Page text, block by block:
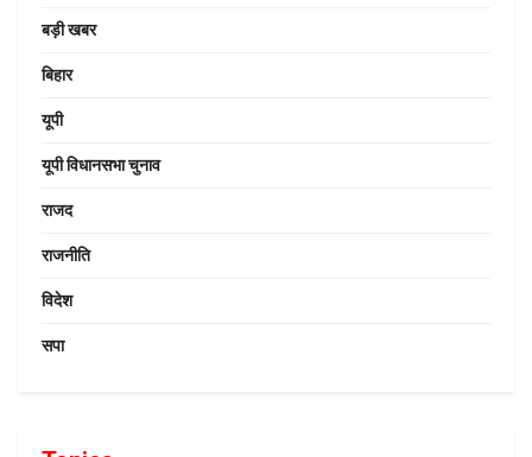
बड़ी खबर
बिहार
यूपी
यूपी विधानसभा चुनाव
राजद
राजनीति
विदेश
सपा